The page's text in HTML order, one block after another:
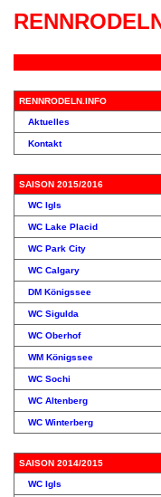
RENNRODELN.INFO
Aktuelles
Kontakt
SAISON 2015/2016
WC Igls
WC Lake Placid
WC Park City
WC Calgary
DM Königssee
WC Sigulda
WC Oberhof
WM Königssee
WC Sochi
WC Altenberg
WC Winterberg
SAISON 2014/2015
WC Igls